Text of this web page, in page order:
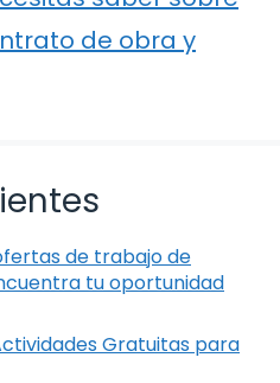
de obra y
de trabajo de
tu oportunidad
Gratuitas para